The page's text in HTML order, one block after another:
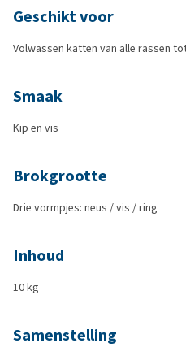
Geschikt voor
Volwassen katten van alle rassen
Smaak
Kip en vis
Brokgrootte
Drie vormpjes: neus / vis / ring
Inhoud
10 kg
Samenstelling